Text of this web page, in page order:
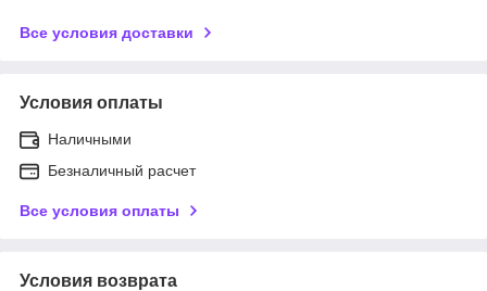
Все условия доставки
Условия оплаты
Наличными
Безналичный расчет
Все условия оплаты
Условия возврата